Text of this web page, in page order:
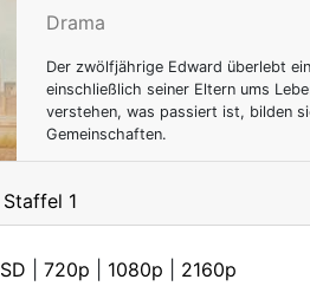
Drama
Der zwölfjährige Edward überlebt
einschließlich seiner Eltern ums
verstehen, was passiert ist, bilden
Gemeinschaften.
Staffel 1
SD 720p 1080p 2160p